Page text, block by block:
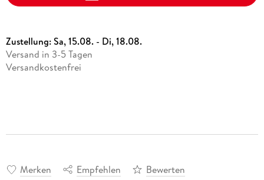
Zustellung:Sa, 15.08. - Di, 18.08.
Versand in 3-5 Tagen
Versandkostenfrei
Merken Empfehlen Bewerten